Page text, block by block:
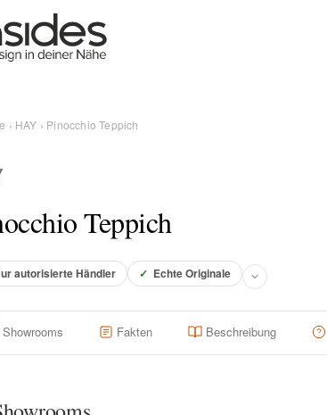
› HAY › Pinocchio Teppich
Teppich
autorisierte Händler ✓ Echte Originale
Showrooms Fakten Beschreibung